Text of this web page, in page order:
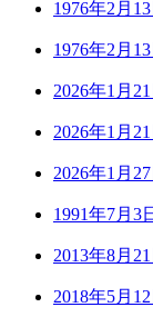
1976年2月
1976年2月
2026年1月
2026年1月
2026年1月
1991年7月3
2013年8月
2018年5月